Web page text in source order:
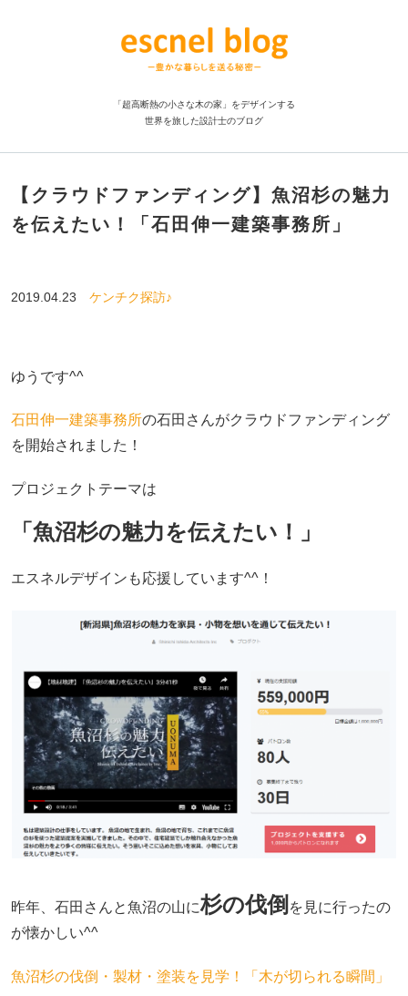
「超高断熱の小さな木の家」をデザインする
世界を旅した設計士のブログ
【クラウドファンディング】魚沼杉の魅力
を伝えたい！「石田伸一建築事務所」
2019.04.23 ケンチク探訪♪
ゆうです^^
石田伸一建築事務所の石田さんがクラウドファンディング
を開始されました！
プロジェクトテーマは
「魚沼杉の魅力を伝えたい！」
エスネルデザインも応援しています^^！
昨年、石田さんと魚沼の山に杉の伐倒 を見に行ったの
が懐かしい^^
魚沼杉の伐倒・製材・塗装を見学！「木が切られる瞬間」